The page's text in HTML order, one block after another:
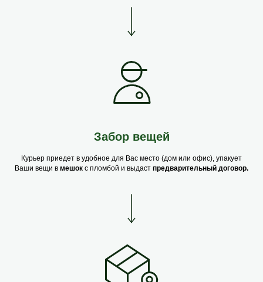
Забор вещей
Курьер приедет в удобное для Вас место (дом или офис), упакует
Ваши вещи в мешок с пломбой и выдаст предварительный договор.